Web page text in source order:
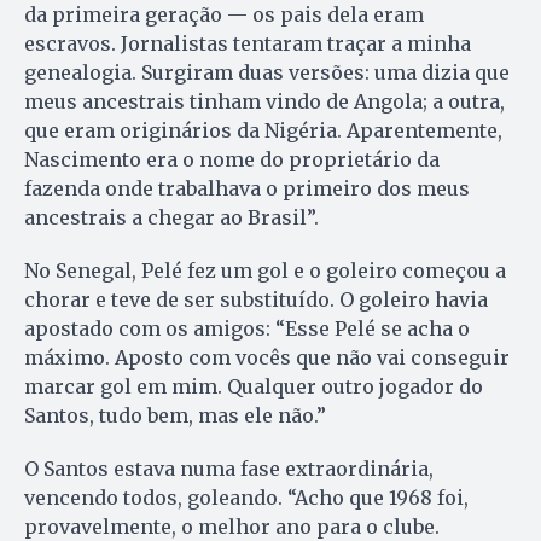
da primeira geração — os pais dela eram
escravos. Jornalistas tentaram traçar a minha
genealogia. Surgiram duas versões: uma dizia que
meus ancestrais tinham vindo de Angola; a outra,
que eram originários da Nigéria. Aparentemente,
Nascimento era o nome do proprietário da
fazenda onde trabalhava o primeiro dos meus
ancestrais a chegar ao Brasil”.
No Senegal, Pelé fez um gol e o goleiro começou a
chorar e teve de ser substituído. O goleiro havia
apostado com os amigos: “Esse Pelé se acha o
máximo. Aposto com vocês que não vai conseguir
marcar gol em mim. Qualquer outro jogador do
Santos, tudo bem, mas ele não.”
O Santos estava numa fase extraordinária,
vencendo todos, goleando. “Acho que 1968 foi,
provavelmente, o melhor ano para o clube.